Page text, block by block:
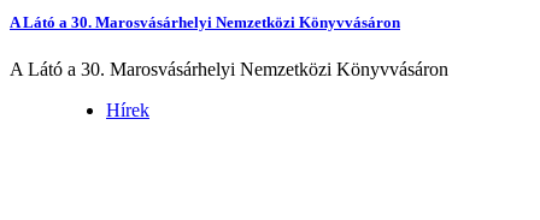
A Látó a 30. Marosvásárhelyi Nemzetközi Könyvvásáron
A Látó a 30. Marosvásárhelyi Nemzetközi Könyvvásáron
Hírek